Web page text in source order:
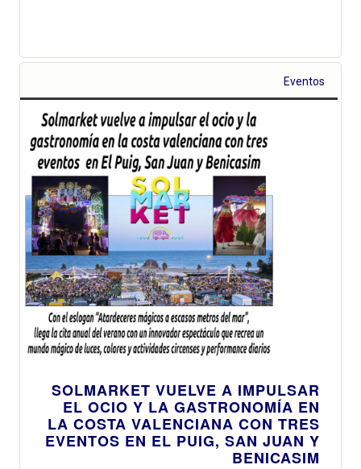
Eventos
SOLMARKET VUELVE A IMPULSAR
EL OCIO Y LA GASTRONOMÍA EN
LA COSTA VALENCIANA CON TRES
EVENTOS EN EL PUIG, SAN JUAN Y
BENICASIM